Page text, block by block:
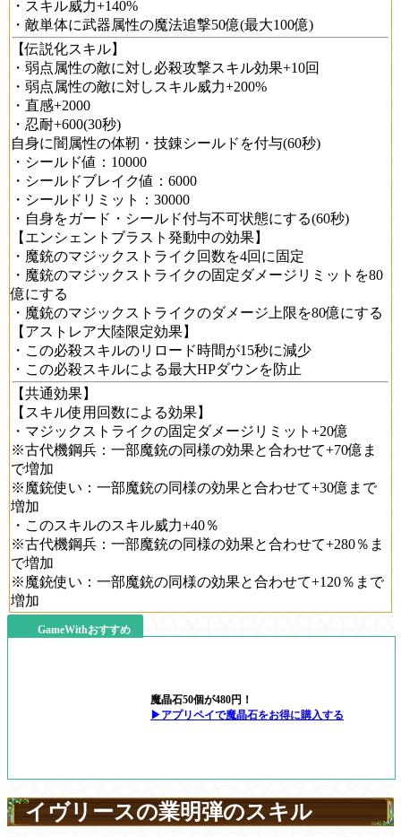
・スキル威力+140%
・敵単体に武器属性の魔法追撃50億(最大100億)
【伝説化スキル】
・弱点属性の敵に対し必殺攻撃スキル効果+10回
・弱点属性の敵に対しスキル威力+200%
・直感+2000
・忍耐+600(30秒)
自身に闇属性の体靭・技錬シールドを付与(60秒)
・シールド値：10000
・シールドブレイク値：6000
・シールドリミット：30000
・自身をガード・シールド付与不可状態にする(60秒)
【エンシェントブラスト発動中の効果】
・魔銃のマジックストライク回数を4回に固定
・魔銃のマジックストライクの固定ダメージリミットを80
億にする
・魔銃のマジックストライクのダメージ上限を80億にする
【アストレア大陸限定効果】
・この必殺スキルのリロード時間が15秒に減少
・この必殺スキルによる最大HPダウンを防止
【共通効果】
【スキル使用回数による効果】
・マジックストライクの固定ダメージリミット+20億
※古代機鋼兵：一部魔銃の同様の効果と合わせて+70億ま
で増加
※魔銃使い：一部魔銃の同様の効果と合わせて+30億まで
増加
・このスキルのスキル威力+40％
※古代機鋼兵：一部魔銃の同様の効果と合わせて+280％ま
で増加
※魔銃使い：一部魔銃の同様の効果と合わせて+120％まで
増加
GameWithおすすめ
魔晶石50個が480円！
▶アプリペイで魔晶石をお得に購入する
イヴリースの業明弾のスキル